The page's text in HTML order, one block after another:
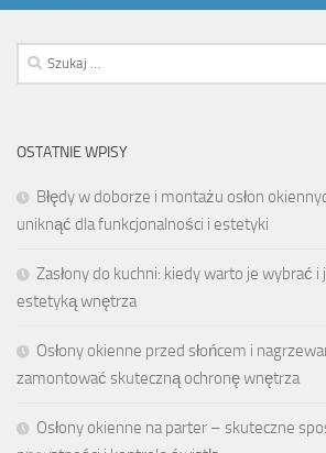
Szukaj:
OSTATNIE WPISY
Błędy w doborze i montażu osłon
uniknąć dla funkcjonalności i estetyki
Zasłony do kuchni: kiedy warto je wybrać i
estetyką wnętrza
Osłony okienne przed słońcem i
zamontować skuteczną ochronę wnętrza
Osłony okienne na parter – skuteczne